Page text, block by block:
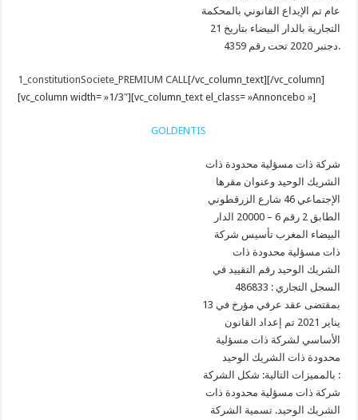
عام تم الإيداع القانوني بالمحكمة
التجارية بالدار البيضاء بتاريخ 21
دجنبر 2020 تحت رقم 4359.
1_constitutionSociete_PREMIUM CALL[/vc_column_text][/vc_column]
[vc_column width= »1/3″][vc_column_text el_class= »Annoncebo »]
GOLDENTIS
شركة ذات مسؤلية محدودة ذات
الشريك الوحيد وعنوان مقرها
الإجتماعي 46 شارع الزرقطوني
الطابق 2 رقم 6 – 20000 الدار
البيضاء المغرب تأسيس شركة
ذات مسؤلية محدودة ذات
الشريك الوحيد رقم التقييد في
السجل التجاري : 486833
بمقتضى عقد عرفي مؤرخ في 13
يناير 2021 تم إعداد القانون
الأساسي لشركة ذات مسؤلية
محدودة ذات الشريك الوحيد
بالمميزات التالية: شكل الشركة :
شركة ذات مسؤلية محدودة ذات
الشريك الوحيد. تسمية الشركة